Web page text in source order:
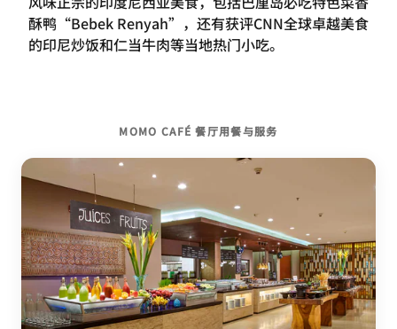
酥鸭“Bebek Renyah”，还有获评CNN全球卓越美食
的印尼炒饭和仁当牛肉等当地热门小吃。
MOMO CAFÉ 餐厅用餐与服务